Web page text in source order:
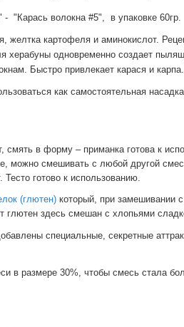
"Карась волокна #5", в упаковке 60гр.
картофеля и аминокислот.
херабуны одновременно создает
Быстро привлекает карася и
как самостоятельная
смять в форму – приманка готова к
можно смешивать с любой другой
готово к использованию.
(глютен) который, при замешивании
глютен здесь смешан с хлопьями
специальные, секретные
в размере 30%, чтобы смесь стала